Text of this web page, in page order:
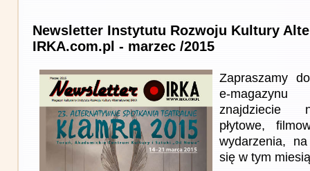
Newsletter Instytutu Rozwoju Kultury
IRKA.com.pl - marzec /2015
Zapraszamy
e-
znajdziecie
płytowe,
wydarzenia,
się w tym